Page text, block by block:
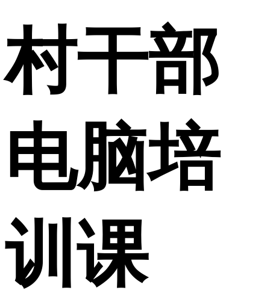
村干部
电脑培
训课